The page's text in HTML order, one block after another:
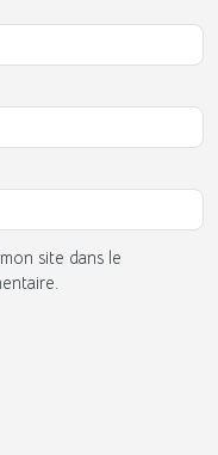
site dans le